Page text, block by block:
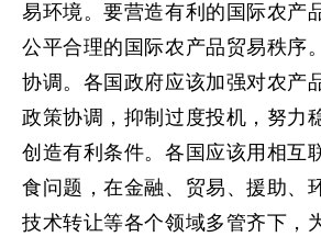
易环境。要营造有利的国际农产
公平合理的国际农产品贸易秩序
协调。各国政府应该加强对农产
政策协调，抑制过度投机，努力
创造有利条件。各国应该用相互
食问题，在金融、贸易、援助、
技术转让等各个领域多管齐下，